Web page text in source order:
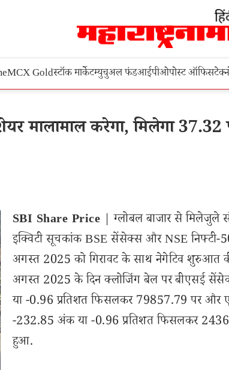
MCX Goldस्टॉक मार्केटम्युचुअल फंडआईपीओपोस्ट ऑफिस
मालामाल करेगा, मिलेगा 37.32
SBI Share Price | ग्लोबल बाजार से मिलेजुले
इक्विटी सूचकांक BSE सेंसेक्स और NSE निफ्टी-
अगस्त 2025 को गिरावट के साथ नेगेटिव शुरुआत
अगस्त 2025 के दिन क्लोजिंग बेल पर बीएसई
या -0.96 प्रतिशत फिसलकर 79857.79 पर और
-232.85 अंक या -0.96 प्रतिशत फिसलकर
हुआ.